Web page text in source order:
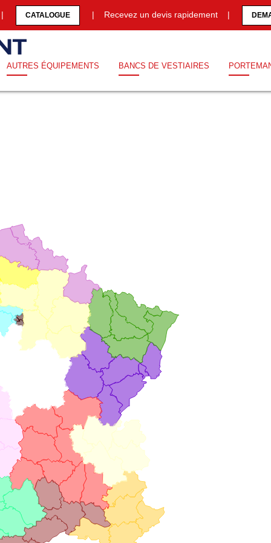
| CATALOGUE | Recevez un devis rapidement |
AUTRES ÉQUIPEMENTS BANCS DE VESTIAIRES